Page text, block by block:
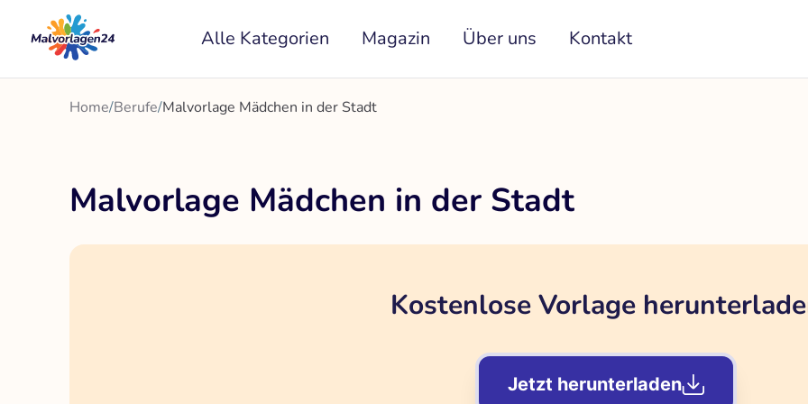
Inhalt
springen
Alle Kategorien Magazin Über uns Kontakt
Home/Berufe/Malvorlage Mädchen in der Stadt
Malvorlage Mädchen in der Stadt
Kostenlose Vorlage
Jetzt herunterladen